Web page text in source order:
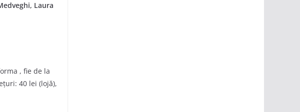
Laura
, fie de la
40 lei (lojă),